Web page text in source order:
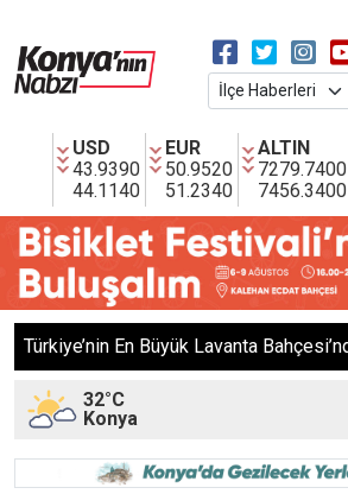
USD
43.9390
44.1140
EUR
50.9520
51.2340
ALTIN
7279.7400
7456.3400
32°C
Konya